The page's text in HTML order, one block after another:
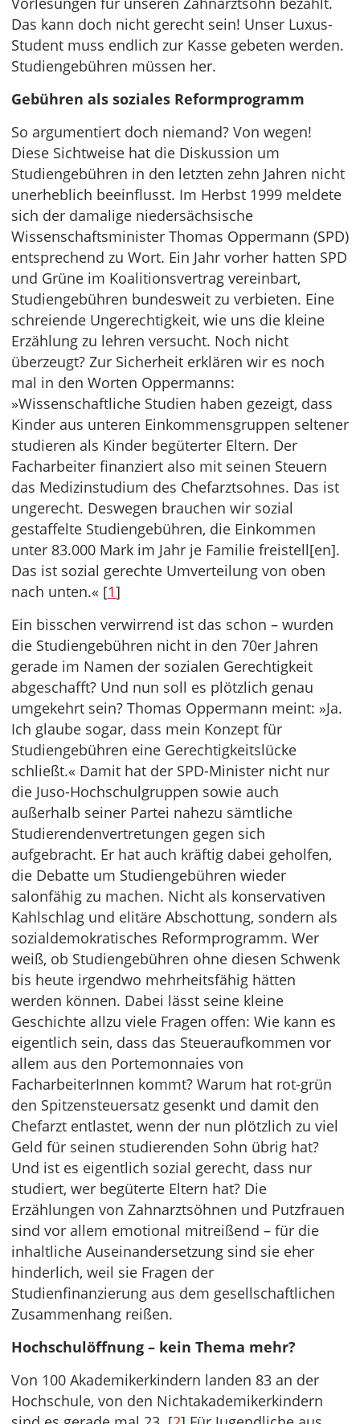
Das kann doch nicht gerecht sein! Unser Luxus-
Student muss endlich zur Kasse gebeten werden.
Studiengebühren müssen her.
Gebühren als soziales Reformprogramm
So argumentiert doch niemand? Von wegen!
Diese Sichtweise hat die Diskussion um
Studiengebühren in den letzten zehn Jahren nicht
unerheblich beeinflusst. Im Herbst 1999 meldete
sich der damalige niedersächsische
Wissenschaftsminister Thomas Oppermann (SPD)
entsprechend zu Wort. Ein Jahr vorher hatten SPD
und Grüne im Koalitionsvertrag vereinbart,
Studiengebühren bundesweit zu verbieten. Eine
schreiende Ungerechtigkeit, wie uns die kleine
Erzählung zu lehren versucht. Noch nicht
überzeugt? Zur Sicherheit erklären wir es noch
mal in den Worten Oppermanns:
»Wissenschaftliche Studien haben gezeigt, dass
Kinder aus unteren Einkommensgruppen seltener
studieren als Kinder begüterter Eltern. Der
Facharbeiter finanziert also mit seinen Steuern
das Medizinstudium des Chefarztsohnes. Das ist
ungerecht. Deswegen brauchen wir sozial
gestaffelte Studiengebühren, die Einkommen
unter 83.000 Mark im Jahr je Familie freistell[en].
Das ist sozial gerechte Umverteilung von oben
nach unten.« [1]
Ein bisschen verwirrend ist das schon – wurden
die Studiengebühren nicht in den 70er Jahren
gerade im Namen der sozialen Gerechtigkeit
abgeschafft? Und nun soll es plötzlich genau
umgekehrt sein? Thomas Oppermann meint: »Ja.
Ich glaube sogar, dass mein Konzept für
Studiengebühren eine Gerechtigkeitslücke
schließt.« Damit hat der SPD-Minister nicht nur
die Juso-Hochschulgruppen sowie auch
außerhalb seiner Partei nahezu sämtliche
Studierendenvertretungen gegen sich
aufgebracht. Er hat auch kräftig dabei geholfen,
die Debatte um Studiengebühren wieder
salonfähig zu machen. Nicht als konservativen
Kahlschlag und elitäre Abschottung, sondern als
sozialdemokratisches Reformprogramm. Wer
weiß, ob Studiengebühren ohne diesen Schwenk
bis heute irgendwo mehrheitsfähig hätten
werden können. Dabei lässt seine kleine
Geschichte allzu viele Fragen offen: Wie kann es
eigentlich sein, dass das Steueraufkommen vor
allem aus den Portemonnaies von
FacharbeiterInnen kommt? Warum hat rot-grün
den Spitzensteuersatz gesenkt und damit den
Chefarzt entlastet, wenn der nun plötzlich zu viel
Geld für seinen studierenden Sohn übrig hat?
Und ist es eigentlich sozial gerecht, dass nur
studiert, wer begüterte Eltern hat? Die
Erzählungen von Zahnarztsöhnen und Putzfrauen
sind vor allem emotional mitreißend – für die
inhaltliche Auseinandersetzung sind sie eher
hinderlich, weil sie Fragen der
Studienfinanzierung aus dem gesellschaftlichen
Zusammenhang reißen.
Hochschulöffnung – kein Thema mehr?
Von 100 Akademikerkindern landen 83 an der
Hochschule, von den Nichtakademikerkindern